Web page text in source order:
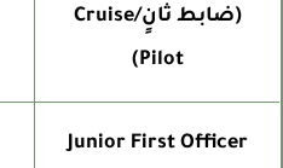
(ضابط ثانٍ/Cruise
Pilot)
Junior First Officer